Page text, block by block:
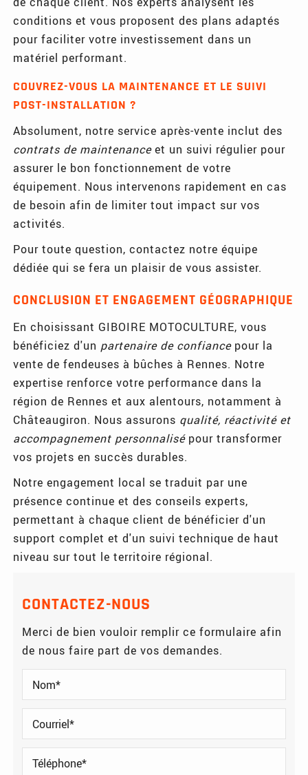
conditions et vous proposent des plans adaptés
pour faciliter votre investissement dans un
matériel performant.
COUVREZ-VOUS LA MAINTENANCE ET LE SUIVI
POST-INSTALLATION ?
Absolument, notre service après-vente inclut des
contrats de maintenanceet un suivi régulier pour
assurer le bon fonctionnement de votre
équipement. Nous intervenons rapidement en cas
de besoin afin de limiter tout impact sur vos
activités.
Pour toute question, contactez notre équipe
dédiée qui se fera un plaisir de vous assister.
CONCLUSION ET ENGAGEMENT GÉOGRAPHIQUE
En choisissant GIBOIRE MOTOCULTURE, vous
bénéficiez d'un partenaire de confiancepour la
vente de fendeuses à bûches à Rennes. Notre
expertise renforce votre performance dans la
région de Rennes et aux alentours, notamment à
Châteaugiron. Nous assurons qualité, réactivité et
accompagnement personnalisépour transformer
vos projets en succès durables.
Notre engagement local se traduit par une
présence continue et des conseils experts,
permettant à chaque client de bénéficier d'un
support complet et d'un suivi technique de haut
niveau sur tout le territoire régional.
CONTACTEZ-NOUS
Merci de bien vouloir remplir ce formulaire afin
de nous faire part de vos demandes.